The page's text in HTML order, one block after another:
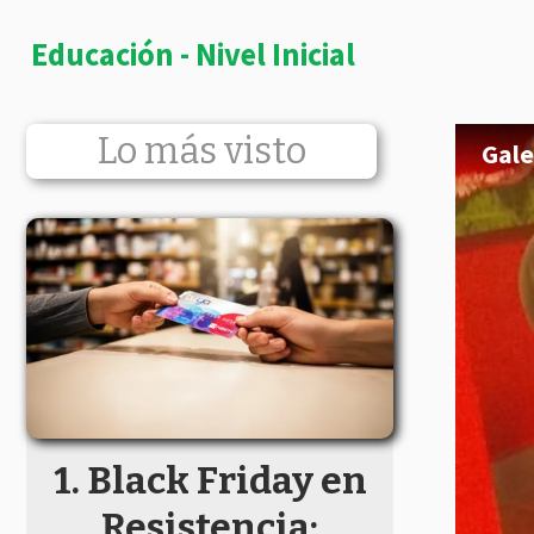
Educación - Nivel Inicial
Lo más visto
Black Friday en